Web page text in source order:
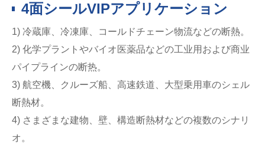
4面シールVIPアプリケーション
1) 冷蔵庫、冷凍庫、コールドチェーン物流などの断熱。
2) 化学プラントやバイオ医薬品などの工业用および商业
パイプラインの断热。
3) 航空機、クルーズ船、高速鉄道、大型乗用車のシェル
断熱材。
4) さまざまな建物、壁、構造断熱材などの複数のシナリ
オ。